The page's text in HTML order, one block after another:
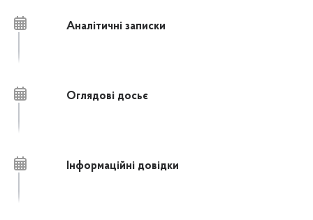
Аналітичні записки
Оглядові досьє
Інформаційні довідки